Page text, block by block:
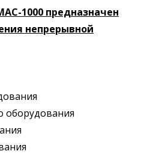
1000 предназначен
непрерывной
оборудования